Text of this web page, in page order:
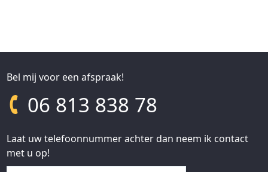
Bel mij voor een afspraak!
06 813 838 78
Laat uw telefoonnummer achter dan neem ik contact
met u op!